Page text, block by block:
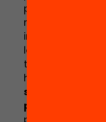
problemàtica
multifactorial,
instruments de
la vulnerabilitat
territoris. Però
hi té molt a dir, i
segregació
personalització